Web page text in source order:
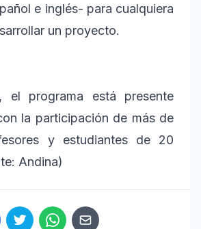
e inglés- para cualquiera
un proyecto.
el programa está presente
la participación de más de
y estudiantes de 20
Andina)